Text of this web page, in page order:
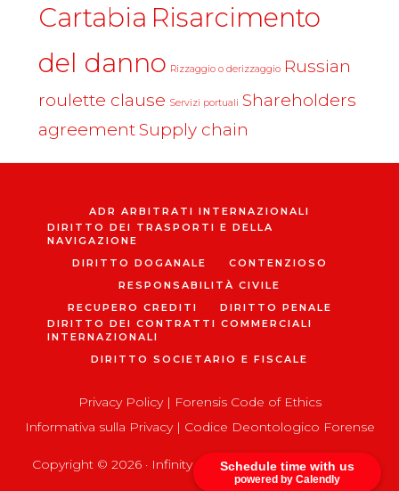
Schedule time with us
powered by Calendly
Cartabia Risarcimento
del danno Rizzaggio o derizzaggio Russian
roulette clause Servizi portuali Shareholders
agreementSupply chain
ADR ARBITRATI INTERNAZIONALI
DIRITTO DEI TRASPORTI E DELLA
NAVIGAZIONE
DIRITTO DOGANALE
CONTENZIOSO
RESPONSABILITÀ CIVILE
RECUPERO CREDITI
DIRITTO PENALE
DIRITTO DEI CONTRATTI COMMERCIALI
INTERNAZIONALI
DIRITTO SOCIETARIO E FISCALE
Privacy Policy| Forensis Code of Ethics
Informativa sulla Privacy| Codice Deontologico Forense
Copyright © 2026 · Infinity Pro onGenesis Framework